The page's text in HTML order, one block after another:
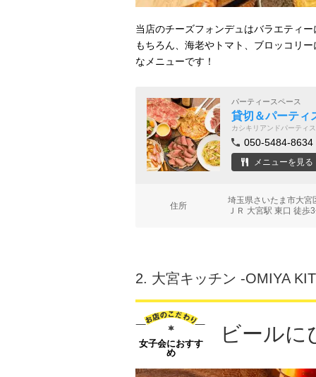
当店のチーズフォンデュはバラエティ
もちろん、海老やトマト、ブロッコリ
なメニューです！
パーティースペース
貸切＆パーティ
カシキリアンドパーティ
050-5484-8634
メニューを見る
住所
埼玉県さいたま市大
ＪＲ 大宮駅 東口 徒歩
2. 大宮キッチン ‐OMIYA
女子会におすす
め
ビールに